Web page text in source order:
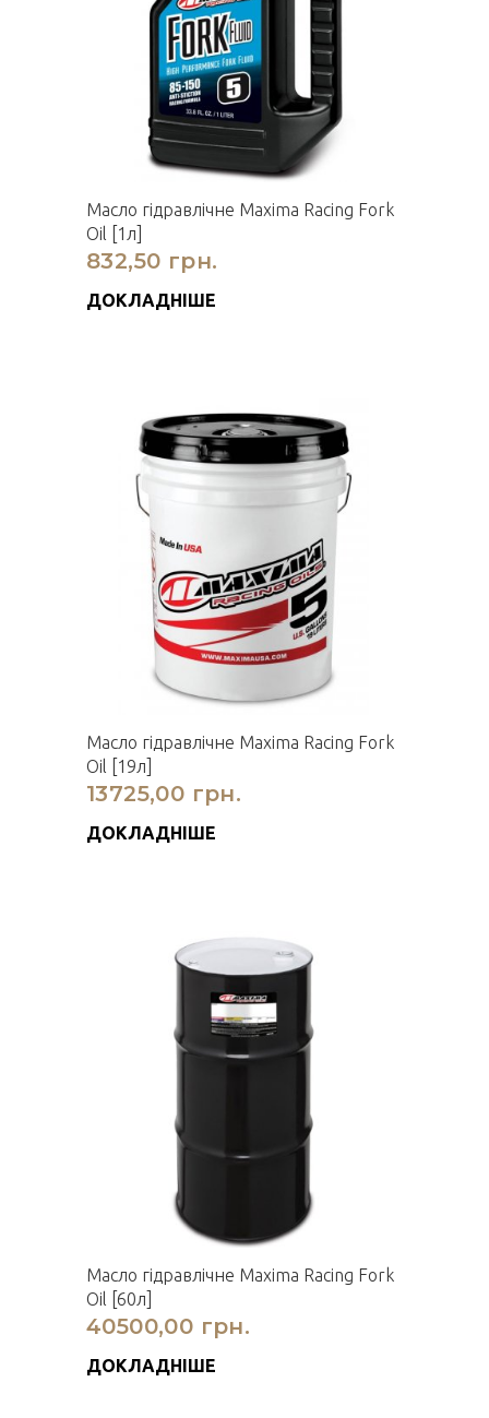
Масло гідравлічне Maxima Racing Fork
Oil [1л]
832,50 грн.
ДОКЛАДНІШЕ
Масло гідравлічне Maxima Racing Fork
Oil [19л]
13725,00 грн.
ДОКЛАДНІШЕ
Масло гідравлічне Maxima Racing Fork
Oil [60л]
40500,00 грн.
ДОКЛАДНІШЕ